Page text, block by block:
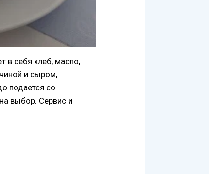
в себя хлеб, масло,
и сыром,
подается со
выбор. Сервис и